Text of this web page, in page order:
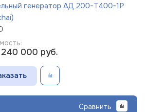
генератор АД 200-Т400-1Р
240 000 руб.
Сравнить